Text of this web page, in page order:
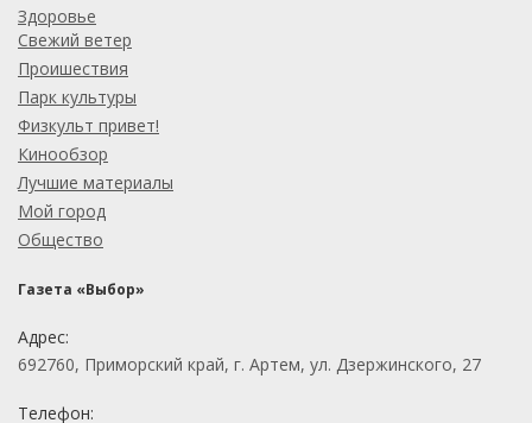
Здоровье
Свежий ветер
Проишествия
Парк культуры
Физкульт привет!
Кинообзор
Лучшие материалы
Мой город
Общество
Газета «Выбор»
Адрес:
692760, Приморский край, г. Артем, ул. Дзержинского, 27
Телефон: